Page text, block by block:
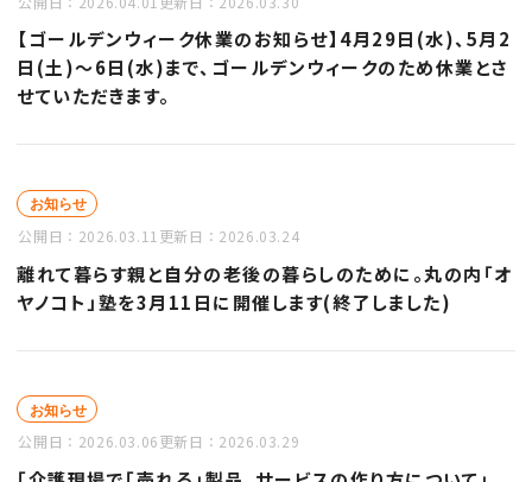
【ゴールデンウィーク休業のお知らせ】4月29日(水)、5月2
日(土)～6日(水)まで、ゴールデンウィークのため休業とさ
せていただきます。
お知らせ
公開日： 2026.03.11 更新日： 2026.03.24
離れて暮らす親と自分の老後の暮らしのために。丸の内「オ
ヤノコト」塾を3月11日に開催します(終了しました)
お知らせ
公開日： 2026.03.06更新日： 2026.03.29